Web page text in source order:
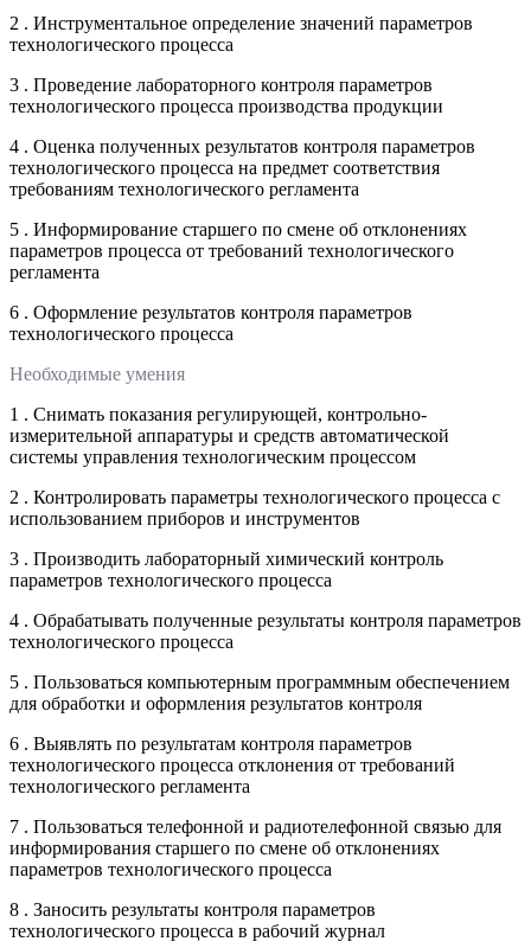
2 . Инструментальное определение значений параметров
технологического процесса
3 . Проведение лабораторного контроля параметров
технологического процесса производства продукции
4 . Оценка полученных результатов контроля параметров
технологического процесса на предмет соответствия
требованиям технологического регламента
5 . Информирование старшего по смене об отклонениях
параметров процесса от требований технологического
регламента
6 . Оформление результатов контроля параметров
технологического процесса
Необходимые умения
1 . Снимать показания регулирующей, контрольно-
измерительной аппаратуры и средств автоматической
системы управления технологическим процессом
2 . Контролировать параметры технологического процесса с
использованием приборов и инструментов
3 . Производить лабораторный химический контроль
параметров технологического процесса
4 . Обрабатывать полученные результаты контроля параметров
технологического процесса
5 . Пользоваться компьютерным программным обеспечением
для обработки и оформления результатов контроля
6 . Выявлять по результатам контроля параметров
технологического процесса отклонения от требований
технологического регламента
7 . Пользоваться телефонной и радиотелефонной связью для
информирования старшего по смене об отклонениях
параметров технологического процесса
8 . Заносить результаты контроля параметров
технологического процесса в рабочий журнал